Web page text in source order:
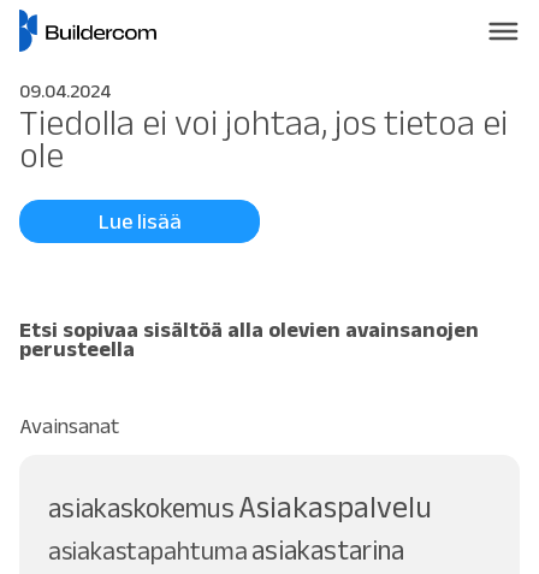
09.04.2024
Tiedolla ei voi johtaa, jos tietoa ei
ole
Lue lisää
Etsi sopivaa sisältöä alla olevien avainsanojen
perusteella
Avainsanat
asiakaskokemusAsiakaspalvelu
asiakastapahtuma asiakastarina